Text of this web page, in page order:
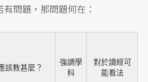
問題，那問題何在：
該教甚麼？
強調學
科
對於讀經可
能看法